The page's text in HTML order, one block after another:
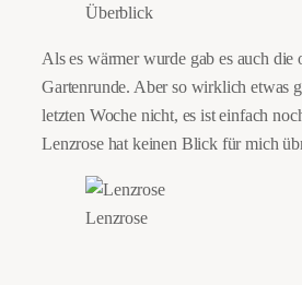
Überblick
Als es wärmer wurde gab es auch die
Gartenrunde. Aber so wirklich etwas
letzten Woche nicht, es ist einfach
Lenzrose hat keinen Blick für mich
Lenzrose